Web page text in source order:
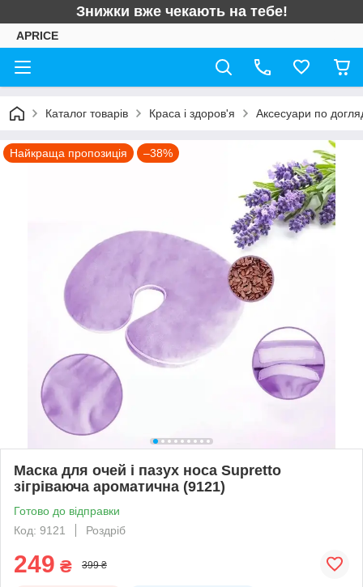
Знижки вже чекають на тебе!
APRICE
Каталог товарів Краса і здоров'я Аксесуари по
Найкраща пропозиція –38%
Маска для очей і пазух носа Supretto
зігріваюча ароматична (9121)
Готово до відправки
Код: 9121
Роздріб
249 ₴ 399 ₴